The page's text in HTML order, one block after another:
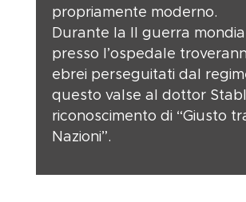
propriamente moderno.
Durante la II guerra
presso l’ospedale
ebrei perseguitati dal
questo valse al dottor
riconoscimento di “Giusto
Nazioni”.